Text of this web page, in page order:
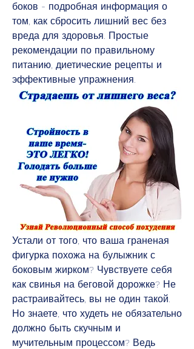
боков - подробная информация о
том, как сбросить лишний вес без
вреда для здоровья. Простые
рекомендации по правильному
питанию, диетические рецепты и
эффективные упражнения.
Устали от того, что ваша граненая
фигурка похожа на булыжник с
боковым жирком? Чувствуете себя
как свинья на беговой дорожке? Не
растраивайтесь, вы не один такой.
Но знаете, что худеть не обязательно
должно быть скучным и
мучительным процессом? Ведь